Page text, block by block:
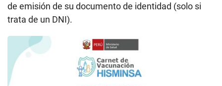
de emisión de su documento de identidad (solo si
trata de un DNI).